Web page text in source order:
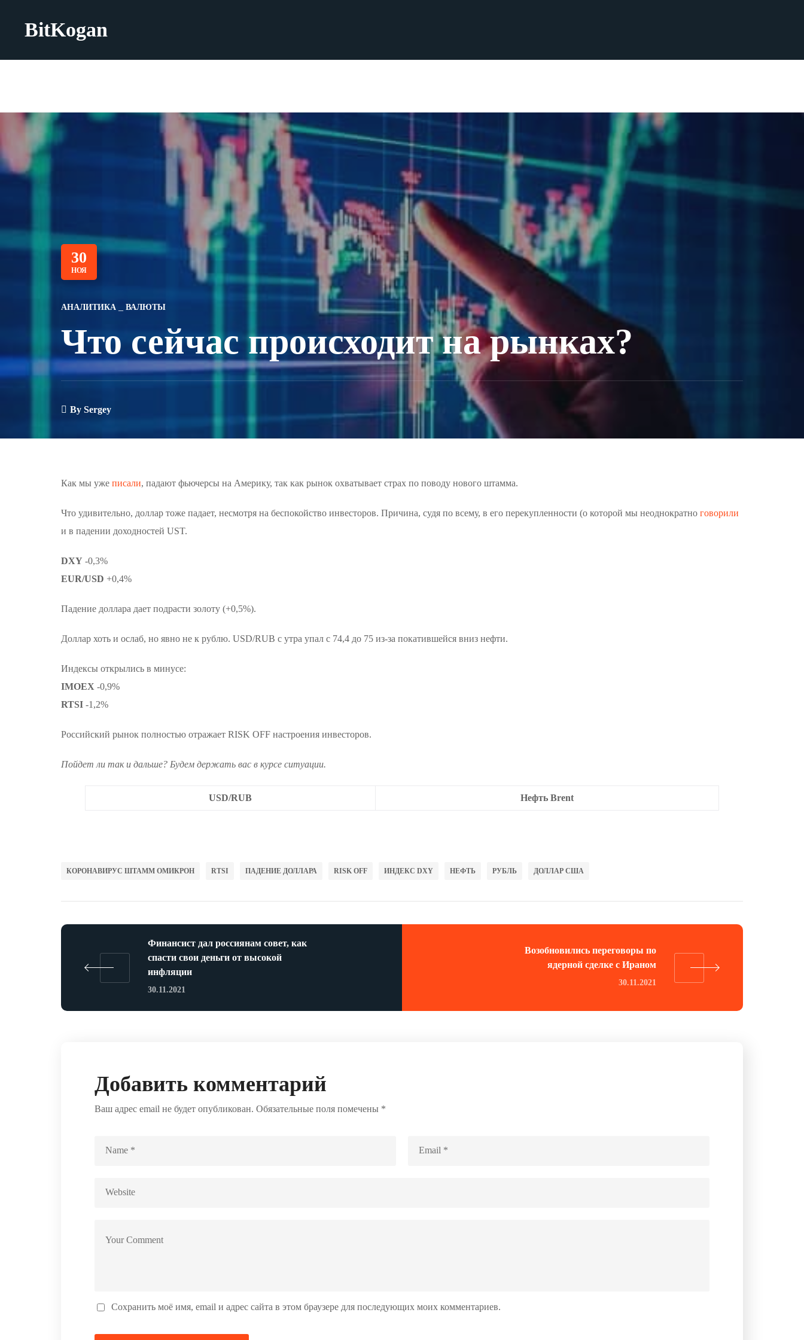
BitKogan
30
НОЯ
АНАЛИТИКА ВАЛЮТЫ
Что сейчас происходит на рынках?
By Sergey
Как мы уже писали, падают фьючерсы на Америку, так как рынок охватывает страх по поводу нового штамма.
Что удивительно, доллар тоже падает, несмотря на беспокойство инвесторов. Причина, судя по всему, в его перекупленности (о которой мы неоднократно говорили
и в падении доходностей UST.
DXY -0,3%
EUR/USD +0,4%
Падение доллара дает подрасти золоту (+0,5%).
Доллар хоть и ослаб, но явно не к рублю. USD/RUB с утра упал с 74,4 до 75 из-за покатившейся вниз нефти.
Индексы открылись в минусе:
IMOEX -0,9%
RTSI -1,2%
Российский рынок полностью отражает RISK OFF настроения инвесторов.
Пойдет ли так и дальше? Будем держать вас в курсе ситуации.
USD/RUB Нефть Brent
КОРОНАВИРУС ШТАММ ОМИКРОН RTSI ПАДЕНИЕ ДОЛЛАРА RISK OFF ИНДЕКС DXY НЕФТЬ РУБЛЬ ДОЛЛАР США
Финансист дал россиянам совет, как
спасти свои деньги от высокой
инфляции
30.11.2021
Возобновились переговоры по
ядерной сделке с Ираном
30.11.2021
Добавить комментарий
Ваш адрес email не будет опубликован. Обязательные поля помечены *
Сохранить моё имя, email и адрес сайта в этом браузере для последующих моих комментариев.